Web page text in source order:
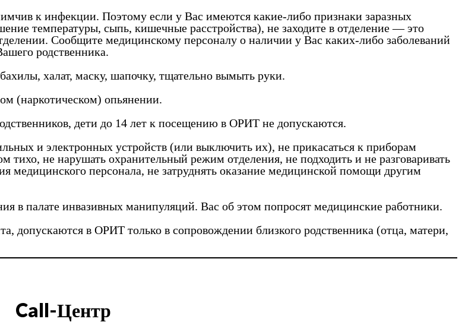
к инфекции. Поэтому если у Вас имеются какие-либо признаки заразных
температуры, сыпь, кишечные расстройства), не заходите в отделение — это
Сообщите медицинскому персоналу о наличии у Вас каких-либо заболеваний
родственника.
халат, маску, шапочку, тщательно вымыть руки.
(наркотическом) опьянении.
дети до 14 лет к посещению в ОРИТ не допускаются.
и электронных устройств (или выключить их), не прикасаться к приборам
не нарушать охранительный режим отделения, не подходить и не разговаривать
медицинского персонала, не затруднять оказание медицинской помощи другим
в палате инвазивных манипуляций. Вас об этом попросят медицинские работники.
допускаются в ОРИТ только в сопровождении близкого родственника (отца, матери,
Call-Центр